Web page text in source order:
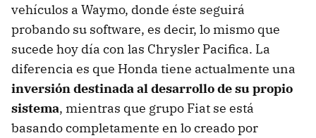
vehículos a Waymo, donde éste seguirá
probando su software, es decir, lo mismo que
sucede hoy día con las Chrysler Pacifica. La
diferencia es que Honda tiene actualmente una
inversión destinada al desarrollo de su propio
sistema, mientras que grupo Fiat se está
basando completamente en lo creado por